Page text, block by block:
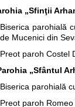
„Sfinţii
Biserica parohială
de Mucenici din
Preot paroh Costel
„Sfântul
Biserica parohială
Preot paroh